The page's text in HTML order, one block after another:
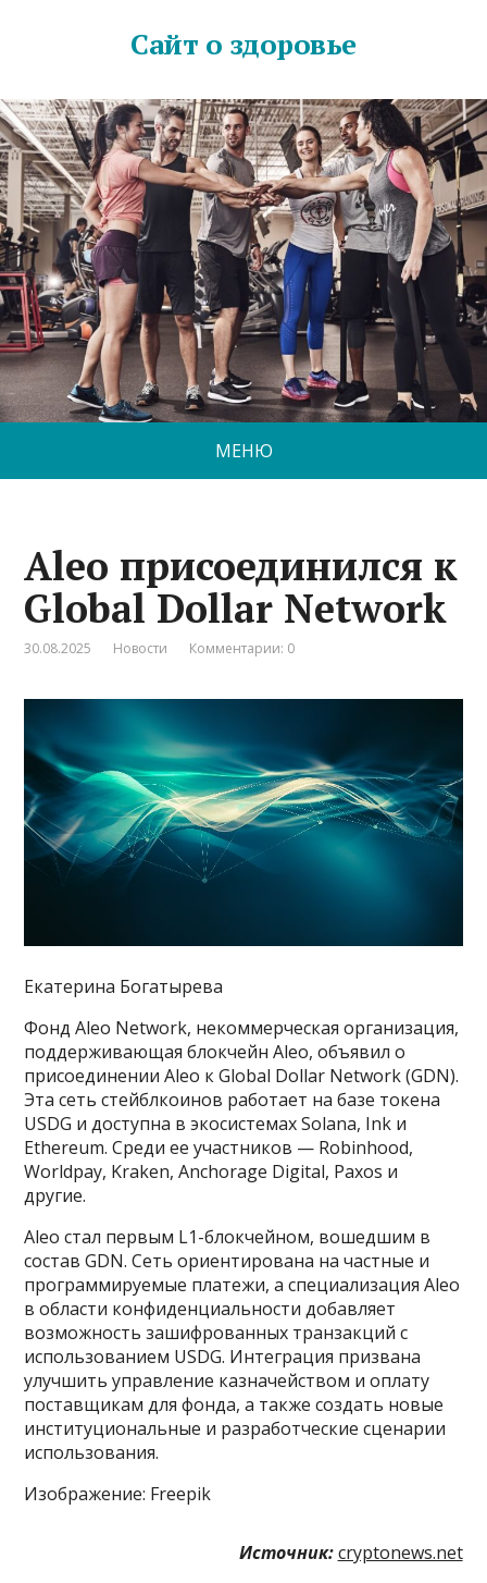
Сайт о здоровье
МЕНЮ
Aleo присоединился к
Global Dollar Network
30.08.2025 Новости Комментарии: 0
Екатерина Богатырева
Фонд Aleo Network, некоммерческая организация,
поддерживающая блокчейн Aleo, объявил о
присоединении Aleo к Global Dollar Network (GDN).
Эта сеть стейблкоинов работает на базе токена
USDG и доступна в экосистемах Solana, Ink и
Ethereum. Среди ее участников — Robinhood,
Worldpay, Kraken, Anchorage Digital, Paxos и
другие.
Aleo стал первым L1-блокчейном, вошедшим в
состав GDN. Сеть ориентирована на частные и
программируемые платежи, а специализация Aleo
в области конфиденциальности добавляет
возможность зашифрованных транзакций с
использованием USDG. Интеграция призвана
улучшить управление казначейством и оплату
поставщикам для фонда, а также создать новые
институциональные и разработческие сценарии
использования.
Изображение: Freepik
Источник: cryptonews.net